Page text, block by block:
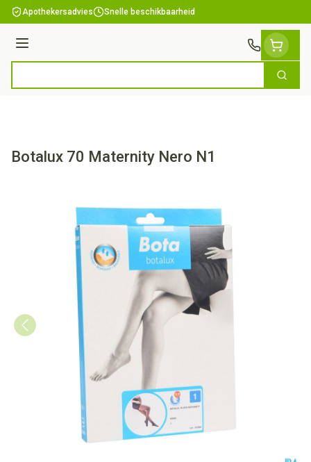
Ga naar de inhoud
Apothekersadvies Snelle beschikbaarheid
Menu
Zoek
Botalux 70 Maternity Nero N1